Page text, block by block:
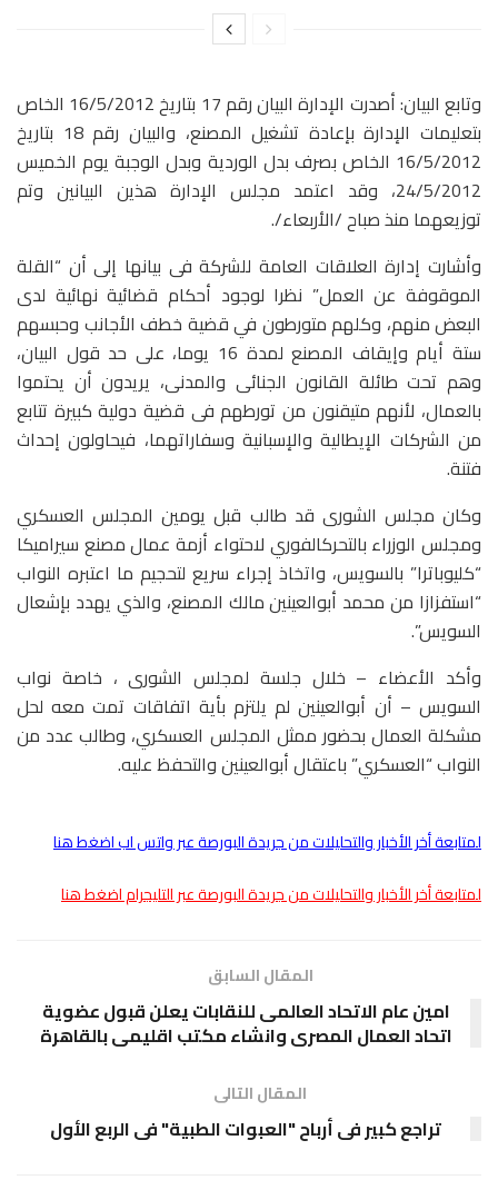
وتابع البيان: أصدرت الإدارة البيان رقم 17 بتاريخ 16/5/2012 الخاص
بتعليمات الإدارة بإعادة تشغيل المصنع، والبيان رقم 18 بتاريخ
16/5/2012 الخاص بصرف بدل الوردية وبدل الوجبة يوم الخميس
24/5/2012، وقد اعتمد مجلس الإدارة هذين البيانين وتم
توزيعهما منذ صباح /الأربعاء/.
وأشارت إدارة العلاقات العامة للشركة فى بيانها إلى أن “القلة
الموقوفة عن العمل” نظرا لوجود أحكام قضائية نهائية لدى
البعض منهم، وكلهم متورطون في قضية خطف الأجانب وحبسهم
ستة أيام وإيقاف المصنع لمدة 16 يوما، على حد قول البيان،
وهم تحت طائلة القانون الجنائى والمدنى، يريدون أن يحتموا
بالعمال، لأنهم متيقنون من تورطهم فى قضية دولية كبيرة تتابع
من الشركات الإيطالية والإسبانية وسفاراتهما، فيحاولون إحداث
فتنة.
وكان مجلس الشورى قد طالب قبل يومين المجلس العسكري
ومجلس الوزراء بالتحركالفوري لاحتواء أزمة عمال مصنع سيراميكا
“كليوباترا” بالسويس، واتخاذ إجراء سريع لتحجيم ما اعتبره النواب
“استفزازا من محمد أبوالعينين مالك المصنع، والذي يهدد بإشعال
السويس”.
وأكد الأعضاء – خلال جلسة لمجلس الشورى ، خاصة نواب
السويس – أن أبوالعينين لم يلتزم بأية اتفاقات تمت معه لحل
مشكلة العمال بحضور ممثل المجلس العسكري، وطالب عدد من
النواب “العسكري” باعتقال أبوالعينين والتحفظ عليه.
لمتابعة أخر الأخبار والتحليلات من جريدة البورصة عبر واتس اب اضغط هنا
لمتابعة أخر الأخبار والتحليلات من جريدة البورصة عبر التليجرام اضغط هنا
المقال السابق
امين عام الاتحاد العالمى للنقابات يعلن قبول عضوية
اتحاد العمال المصرى وانشاء مكتب اقليمى بالقاهرة
المقال التالى
تراجع كبير فى أرباح "العبوات الطبية" فى الربع الأول